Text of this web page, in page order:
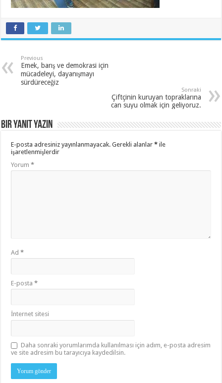
Previous
Emek, barış ve demokrasi için
mücadeleyi, dayanışmayı
sürdüreceğiz
Sonraki
Çiftçinin kuruyan topraklarına
can suyu olmak için geliyoruz.
Bir yanıt yazın
E-posta adresiniz yayınlanmayacak. Gerekli alanlar* ile
işaretlenmişlerdir
Yorum*
Ad*
E-posta*
İnternet sitesi
Daha sonraki yorumlarımda kullanılması için adım, e-posta adresim
ve site adresim bu tarayıcıya kaydedilsin.